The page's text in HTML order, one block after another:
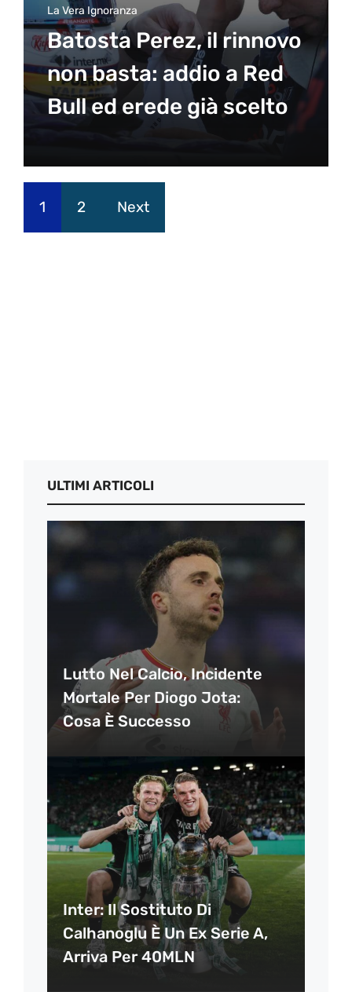
La Vera Ignoranza
Batosta Perez, il rinnovo
non basta: addio a Red
Bull ed erede già scelto
1 2 Next
ULTIMI ARTICOLI
Lutto Nel Calcio, Incidente
Mortale Per Diogo Jota:
Cosa È Successo
Inter: Il Sostituto Di
Calhanoglu È Un Ex Serie A,
Arriva Per 40MLN